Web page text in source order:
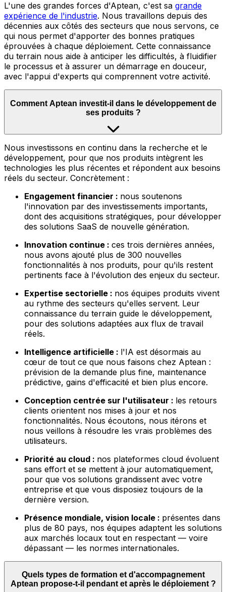
L'une des grandes forces d'Aptean, c'est sa grande
expérience de l'industrie. Nous travaillons depuis des
décennies aux côtés des secteurs que nous servons, ce
qui nous permet d'apporter des bonnes pratiques
éprouvées à chaque déploiement. Cette connaissance
du terrain nous aide à anticiper les difficultés, à fluidifier
le processus et à assurer un démarrage en douceur,
avec l'appui d'experts qui comprennent votre activité.
Comment Aptean investit-il dans le développement de
ses produits ?
Nous investissons en continu dans la recherche et le
développement, pour que nos produits intègrent les
technologies les plus récentes et répondent aux besoins
réels du secteur. Concrètement :
Engagement financier : nous soutenons
l'innovation par des investissements importants,
dont des acquisitions stratégiques, pour développer
des solutions SaaS de nouvelle génération.
Innovation continue : ces trois dernières années,
nous avons ajouté plus de 300 nouvelles
fonctionnalités à nos produits, pour qu'ils restent
pertinents face à l'évolution des enjeux du secteur.
Expertise sectorielle : nos équipes produits vivent
au rythme des secteurs qu'elles servent. Leur
connaissance du terrain guide le développement,
pour des solutions adaptées aux flux de travail
réels.
Intelligence artificielle : l'IA est désormais au
cœur de tout ce que nous faisons chez Aptean :
prévision de la demande plus fine, maintenance
prédictive, gains d'efficacité et bien plus encore.
Conception centrée sur l'utilisateur : les retours
clients orientent nos mises à jour et nos
fonctionnalités. Nous écoutons, nous itérons et
nous veillons à résoudre les vrais problèmes des
utilisateurs.
Priorité au cloud : nos plateformes cloud évoluent
sans effort et se mettent à jour automatiquement,
pour que vos solutions grandissent avec votre
entreprise et que vous disposiez toujours de la
dernière version.
Présence mondiale, vision locale : présentes dans
plus de 80 pays, nos équipes adaptent les solutions
aux marchés locaux tout en respectant — voire
dépassant — les normes internationales.
Quels types de formation et d'accompagnement
Aptean propose-t-il pendant et après le déploiement ?